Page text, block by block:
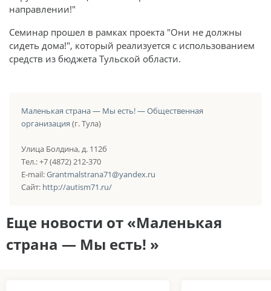
направлении!"
Семинар прошел в рамках проекта "Они не должны
сидеть дома!", который реализуется с использованием
средств из бюджета Тульской области.
Маленькая страна — Мы есть! — Общественная
организация (г. Тула)
Улица Болдина, д. 112б
Тел.: +7 (4872) 212-370
E-mail:Grantmalstrana71@yandex.ru
Сайт: http://autism71.ru/
Еще новости от «Маленькая
страна — Мы есть! »